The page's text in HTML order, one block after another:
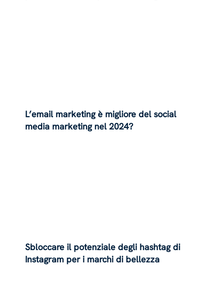
L’email marketing è migliore del social
media marketing nel 2024?
Sbloccare il potenziale degli hashtag di
Instagram per i marchi di bellezza